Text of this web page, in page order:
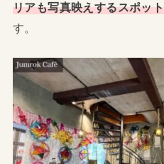
リアも写真映えするスポット
す。